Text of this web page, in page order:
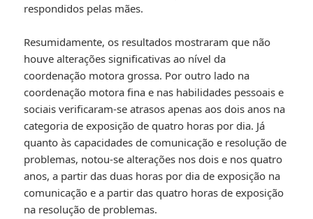
respondidos pelas mães.
Resumidamente, os resultados mostraram que não
houve alterações significativas ao nível da
coordenação motora grossa. Por outro lado na
coordenação motora fina e nas habilidades pessoais e
sociais verificaram-se atrasos apenas aos dois anos na
categoria de exposição de quatro horas por dia. Já
quanto às capacidades de comunicação e resolução de
problemas, notou-se alterações nos dois e nos quatro
anos, a partir das duas horas por dia de exposição na
comunicação e a partir das quatro horas de exposição
na resolução de problemas.